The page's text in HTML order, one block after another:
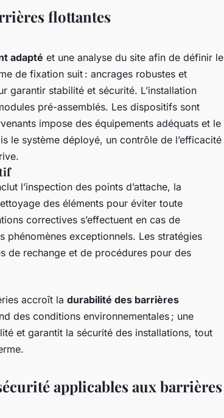
flottantes
adapté et une analyse du site afin de définir le
de fixation suit : ancrages robustes et
stabilité et sécurité. L’installation
pré-assemblés. Les dispositifs sont
impose des équipements adéquats et le
le système déployé, un contrôle de l’efficacité
l’inspection des points d’attache, la
des éléments pour éviter toute
correctives s’effectuent en cas de
phénomènes exceptionnels. Les stratégies
de rechange et de procédures pour des
accroît la durabilité des barrières
des conditions environnementales ; une
et garantit la sécurité des installations, tout
applicables aux barrières